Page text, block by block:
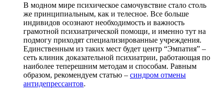
В модном мире психическое самочувствие стало столь
же принципиальным, как и телесное. Все больше
индивидов осознают необходимость и важность
грамотной психиатрической помощи, и именно тут на
подмогу приходят специализированные учреждения.
Единственным из таких мест будет центр “Эмпатия” –
сеть клиник доказательной психиатрии, работающая по
наиболее теперешним методам и способам. Равным
образом, рекомендуем статью – синдром отмены
антидепрессантов.